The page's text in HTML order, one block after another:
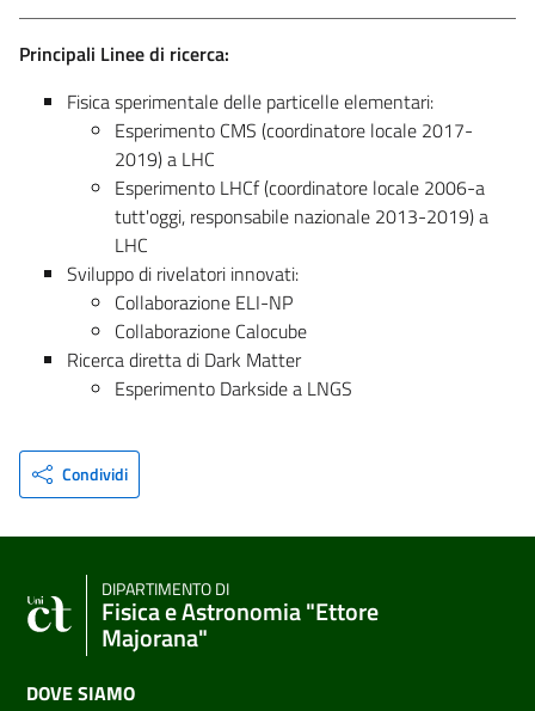
Principali Linee di ricerca:
Fisica sperimentale delle particelle elementari:
Esperimento CMS (coordinatore locale 2017-
2019) a LHC
Esperimento LHCf (coordinatore locale 2006-a
tutt'oggi, responsabile nazionale 2013-2019) a
LHC
Sviluppo di rivelatori innovati:
Collaborazione ELI-NP
Collaborazione Calocube
Ricerca diretta di Dark Matter
Esperimento Darkside a LNGS
Condividi
DIPARTIMENTO DI
Fisica e Astronomia "Ettore
Majorana"
DOVE SIAMO